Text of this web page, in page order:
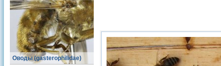
Оводы (gasterophilidae)